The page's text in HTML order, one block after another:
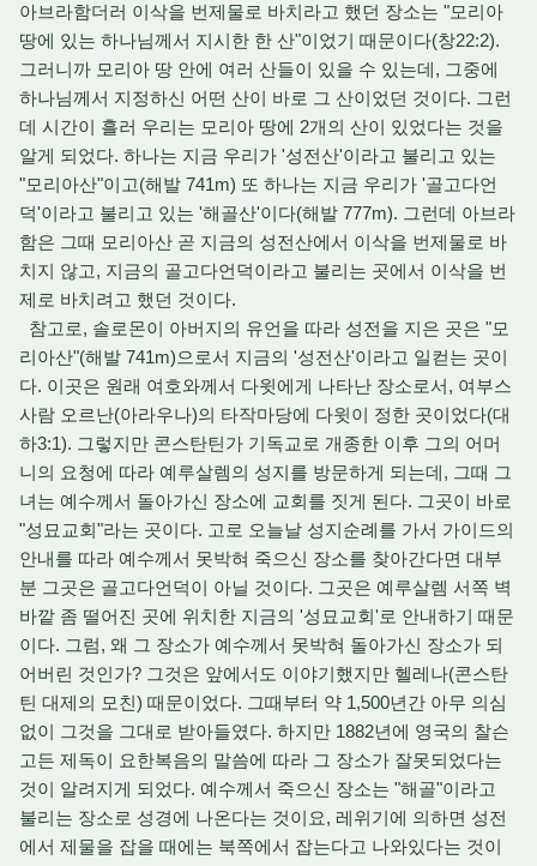
아브라함더러 이삭을 번제물로 바치라고 했던 장소는 "모리아
땅에 있는 하나님께서 지시한 한 산"이었기 때문이다(창22:2).
그러니까 모리아 땅 안에 여러 산들이 있을 수 있는데, 그중에
하나님께서 지정하신 어떤 산이 바로 그 산이었던 것이다. 그런
데 시간이 흘러 우리는 모리아 땅에 2개의 산이 있었다는 것을
알게 되었다. 하나는 지금 우리가 '성전산'이라고 불리고 있는
"모리아산"이고(해발 741m) 또 하나는 지금 우리가 '골고다언
덕'이라고 불리고 있는 '해골산'이다(해발 777m). 그런데 아브라
함은 그때 모리아산 곧 지금의 성전산에서 이삭을 번제물로 바
치지 않고, 지금의 골고다언덕이라고 불리는 곳에서 이삭을 번
제로 바치려고 했던 것이다.
참고로, 솔로몬이 아버지의 유언을 따라 성전을 지은 곳은 "모
리아산"(해발 741m)으로서 지금의 '성전산'이라고 일컫는 곳이
다. 이곳은 원래 여호와께서 다윗에게 나타난 장소로서, 여부스
사람 오르난(아라우나)의 타작마당에 다윗이 정한 곳이었다(대
하3:1). 그렇지만 콘스탄틴가 기독교로 개종한 이후 그의 어머
니의 요청에 따라 예루살렘의 성지를 방문하게 되는데, 그때 그
녀는 예수께서 돌아가신 장소에 교회를 짓게 된다. 그곳이 바로
"성묘교회"라는 곳이다. 고로 오늘날 성지순례를 가서 가이드의
안내를 따라 예수께서 못박혀 죽으신 장소를 찾아간다면 대부
분 그곳은 골고다언덕이 아닐 것이다. 그곳은 예루살렘 서쪽 벽
바깥 좀 떨어진 곳에 위치한 지금의 '성묘교회'로 안내하기 때문
이다. 그럼, 왜 그 장소가 예수께서 못박혀 돌아가신 장소가 되
어버린 것인가? 그것은 앞에서도 이야기했지만 헬레나(콘스탄
틴 대제의 모친) 때문이었다. 그때부터 약 1,500년간 아무 의심
없이 그것을 그대로 받아들였다. 하지만 1882년에 영국의 찰슨
고든 제독이 요한복음의 말씀에 따라 그 장소가 잘못되었다는
것이 알려지게 되었다. 예수께서 죽으신 장소는 "해골"이라고
불리는 장소로 성경에 나온다는 것이요, 레위기에 의하면 성전
에서 제물을 잡을 때에는 북쪽에서 잡는다고 나와있다는 것이